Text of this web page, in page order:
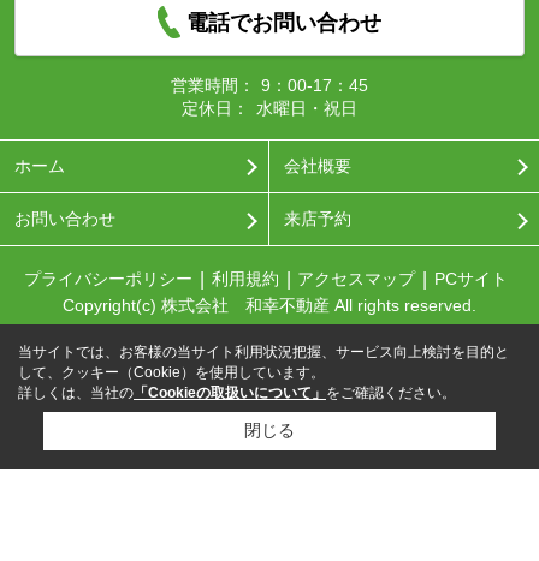
電話でお問い合わせ
営業時間：
9：00-17：45
定休日：
水曜日・祝日
ホーム 会社概要
お問い合わせ 来店予約
プライバシーポリシー 利用規約 アクセスマップ
PCサイト
Copyright(c) 株式会社 和幸不動産 All rights reserved.
当サイトでは、お客様の当サイト利用状況把握、サービス向上検討を目的と
して、クッキー（Cookie）を使用しています。
詳しくは、当社の 「Cookieの取扱いについて」 をご確認ください。
閉じる